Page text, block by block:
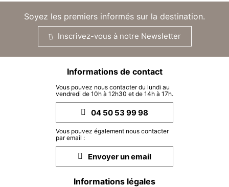
Soyez les premiers informés sur la destination.
Inscrivez-vous à notre Newsletter
Informations de contact
Vous pouvez nous contacter du lundi au
vendredi de 10h à 12h30 et de 14h à 17h.
04 50 53 99 98
Vous pouvez également nous contacter
par email :
Envoyer un email
Informations légales